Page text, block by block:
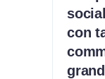
con